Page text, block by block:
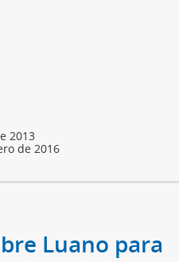
2013
de 2016
Luano para